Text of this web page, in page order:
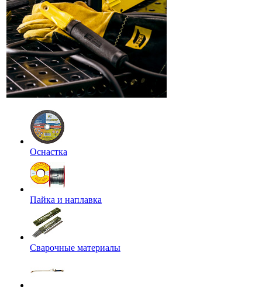
Оснастка
Пайка и наплавка
Сварочные материалы